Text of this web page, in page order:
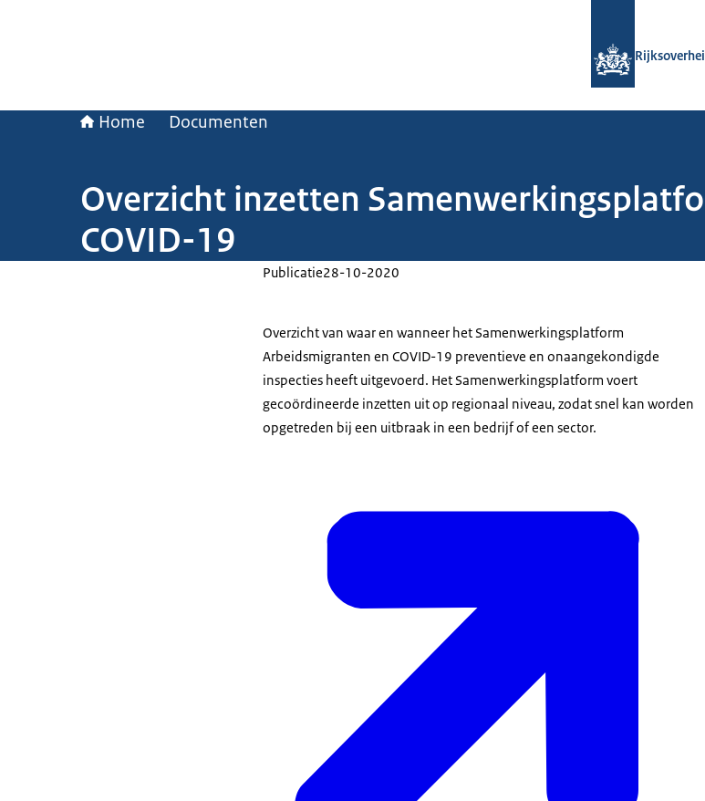
Home Documenten
Overzicht inzetten
COVID-19
Publicatie28-10-2020
Overzicht van waar en wanneer het Samenwerkingsplatform
Arbeidsmigranten en COVID-19 preventieve en onaangekondigde
inspecties heeft uitgevoerd. Het Samenwerkingsplatform voert
gecoördineerde inzetten uit op regionaal niveau, zodat snel kan worden
opgetreden bij een uitbraak in een bedrijf of een sector.